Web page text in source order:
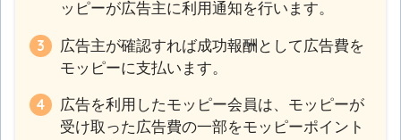
ッピーが広告主に利用通知を行います。
広告主が確認すれば成功報酬として広告費を
モッピーに支払います。
広告を利用したモッピー会員は、モッピーが
受け取った広告費の一部をモッピーポイント